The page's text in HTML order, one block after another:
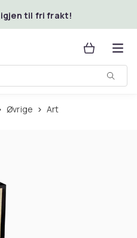
igjen til fri frakt!
Øvrige Art